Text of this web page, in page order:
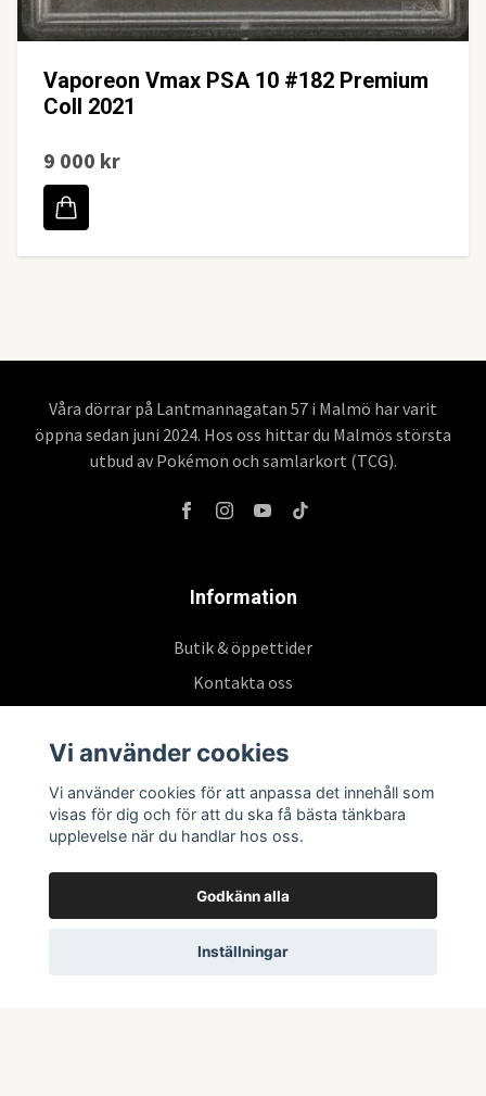
Vaporeon Vmax PSA 10 #182 Premium
Coll 2021
9 000 kr
Våra dörrar på Lantmannagatan 57 i Malmö har varit
öppna sedan juni 2024. Hos oss hittar du Malmös största
utbud av Pokémon och samlarkort (TCG).
Information
Butik & öppettider
Kontakta oss
Prenumerera på vårt nyhetsbrev
Vi använder cookies
Vi använder cookies för att anpassa det innehåll som
visas för dig och för att du ska få bästa tänkbara
upplevelse när du handlar hos oss.
Godkänn alla
Inställningar